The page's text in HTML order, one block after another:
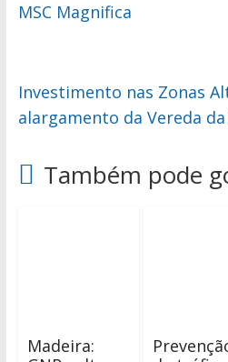
MSC Magnifica
Investimento nas Zonas
alargamento da Vereda
Também pode
Madeira: